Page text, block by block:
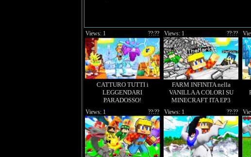
CATTURO TUTTI i
LEGGENDARI
PARADOSSO!
COBBLECRAFT EP64
??:??
Views: 1
FARM INFINITA nella
VANILLA A COLORI SU
MINECRAFT ITA EP3
??:??
Views: 1
??:??
Views: 1 ??:??
Views: 1